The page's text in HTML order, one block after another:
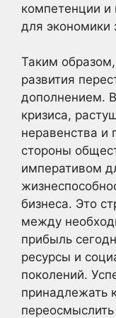
компетенции и
для экономики
Таким образом,
развития
дополнением.
кризиса,
неравенства
стороны
императивом
бизнеса. Это
между
прибыль
ресурсы и
поколений.
принадлежать